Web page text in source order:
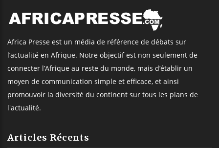
Africa Presse est un média de référence de débats sur
l’actualité en Afrique. Notre objectif est non seulement de
connecter l’Afrique au reste du monde, mais d’établir un
moyen de communication simple et efficace, et ainsi
promouvoir la diversité du continent sur tous les plans de
l'actualité.
Articles Récents